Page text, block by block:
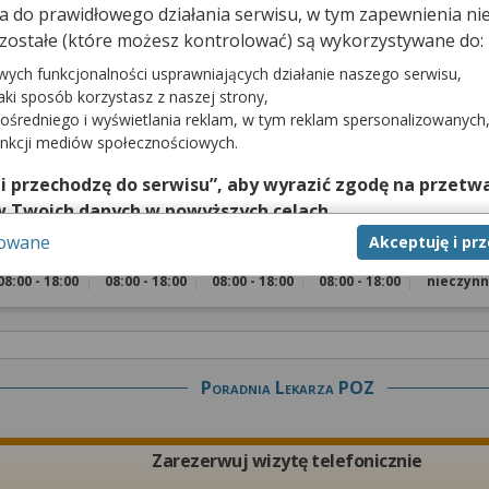
Zarezerwuj wizytę telefonicznie
poradni wymaga telefonicznego kontaktu z przychodnią pod numerem:
- 18:00
08:00 - 18:00
08:00 - 18:00
08:00 - 18:00
Sobota
Poradnia Lekarza POZ
Zarezerwuj wizytę telefonicznie
do prawidłowego działania serwisu, w tym zapewnienia
(które możesz kontrolować) są wykorzystywane do:
funkcjonalności usprawniających działanie naszego serwisu,
sposób korzystasz z naszej strony,
i wyświetlania reklam, w tym reklam spersonalizowanych,
mediów społecznościowych.
przechodzę do serwisu”, aby wyrazić zgodę na
danych w powyższych celach.
zgody jest dobrowolne, a wyrażoną zgodę możesz w
na przetwarzanie Twoich danych tylko w niektórych
zaawansowanych”.
wykorzystywania narzędzi zewnętrznych w naszym
Akceptuję i